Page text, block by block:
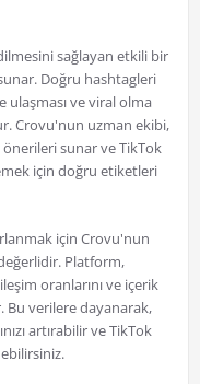
sağlayan etkili bir
Doğru hashtagleri
ulaşması ve viral olma
Crovu'nun uzman ekibi,
sunar ve TikTok
için doğru etiketleri
için Crovu'nun
Platform,
oranlarını ve içerik
Bu verilere dayanarak,
artırabilir ve TikTok